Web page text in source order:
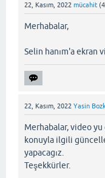
22, Kasım, 2022 mücahit (
Merhabalar,
Selin hanım'a ekran
22, Kasım, 2022 Yasin
Merhabalar, video
konuyla ilgili
yapacagız.
Teşekkürler.